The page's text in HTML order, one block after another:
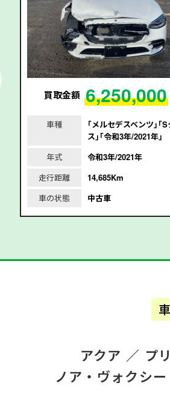
買取金額 6,250,000
車種
｢メルセデスベンツ｣｢S
ス｣｢令和3年/2021年｣
年式
令和3年/2021年
走行距離
14,685Km
車の状態
中古車
アクア ／ プ
ノア・ヴォクシー